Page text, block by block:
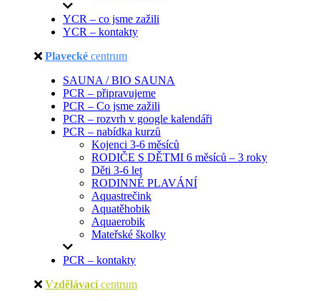
YCR – co jsme zažili
YCR – kontakty
Plavecké centrum
SAUNA / BIO SAUNA
PCR – připravujeme
PCR – Co jsme zažili
PCR – rozvrh v google kalendáři
PCR – nabídka kurzů
Kojenci 3-6 měsíců
RODIČE S DĚTMI 6 měsíců – 3 roky
Děti 3-6 let
RODINNÉ PLAVÁNÍ
Aquastrečink
Aquatěhobik
Aquaerobik
Mateřské školky
PCR – kontakty
Vzdělávací centrum